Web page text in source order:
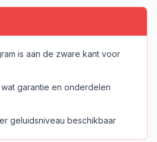
is aan de zware kant voor
garantie en onderdelen
geluidsniveau beschikbaar